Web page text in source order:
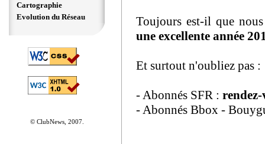
Cartographie
Evolution du Réseau
© ClubNews, 2007.
Toujours est-il que
une excellente année
Et surtout n'oubliez pas :
- Abonnés SFR :
- Abonnés Bbox -